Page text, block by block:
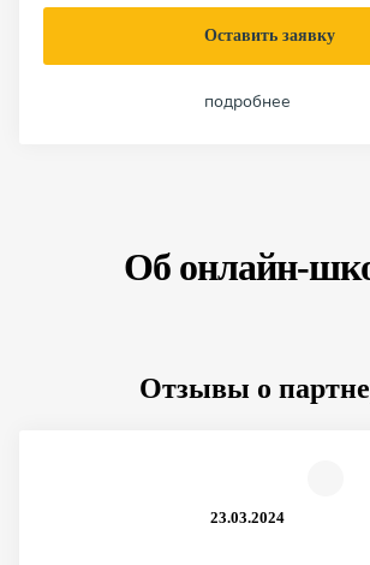
Оставить заявку
подробнее
Об онлайн-
Отзывы о
23.03.2024